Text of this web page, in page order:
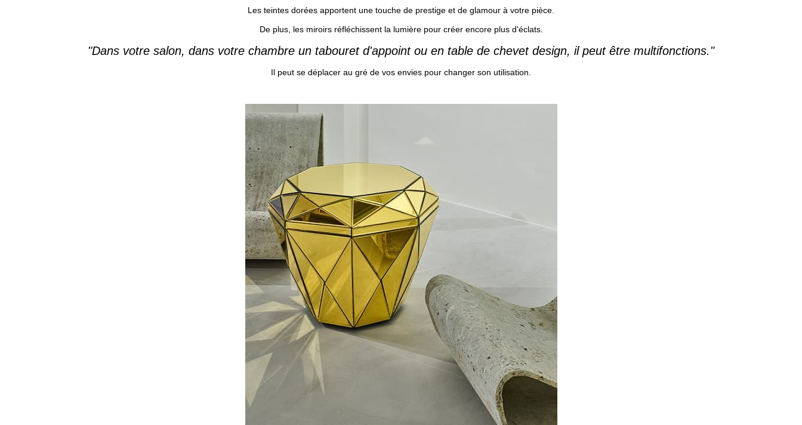
Les teintes dorées apportent une touche de prestige et de glamour à votre pièce.
De plus, les miroirs réfléchissent la lumière pour créer encore plus d'éclats.
"Dans votre salon, dans votre chambre un tabouret d'appoint ou en table de chevet design, il peut être multifonctions."
Il peut se déplacer au gré de vos envies pour changer son utilisation.